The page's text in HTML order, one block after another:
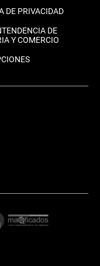
DE PRIVACIDAD
DE
Y COMERCIO